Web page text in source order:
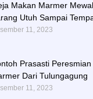
Makan Marmer
Utuh Sampai
11, 2023
Prasasti
Dari Tulungagung
11, 2023